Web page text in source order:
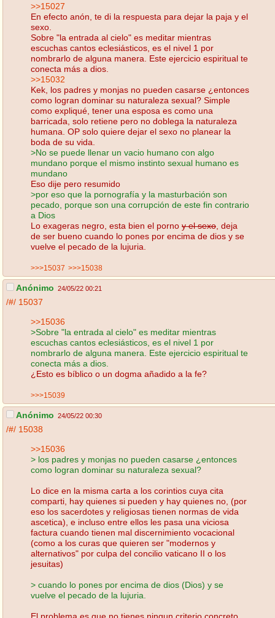
>>15027
En efecto anón, te di la respuesta para dejar la paja y el
sexo.
Sobre "la entrada al cielo" es meditar mientras
escuchas cantos eclesiásticos, es el nivel 1 por
nombrarlo de alguna manera. Este ejercicio espiritual te
conecta más a dios.
>>15032
Kek, los padres y monjas no pueden casarse ¿entonces
como logran dominar su naturaleza sexual? Simple
como expliqué, tener una esposa es como una
barricada, solo retiene pero no doblega la naturaleza
humana. OP solo quiere dejar el sexo no planear la
boda de su vida.
>No se puede llenar un vacio humano con algo
mundano porque el mismo instinto sexual humano es
mundano
Eso dije pero resumido
>por eso que la pornografía y la masturbación son
pecado, porque son una corrupción de este fin contrario
a Dios
Lo exageras negro, esta bien el porno y el sexo , deja
de ser bueno cuando lo pones por encima de dios y se
vuelve el pecado de la lujuria.
>>>15037 >>>15038
Anónimo 24/05/22 00:21
/#/ 15037
>>15036
>Sobre "la entrada al cielo" es meditar mientras
escuchas cantos eclesiásticos, es el nivel 1 por
nombrarlo de alguna manera. Este ejercicio espiritual te
conecta más a dios.
¿Esto es bíblico o un dogma añadido a la fe?
>>>15039
Anónimo 24/05/22 00:30
/#/ 15038
>>15036
> los padres y monjas no pueden casarse ¿entonces
como logran dominar su naturaleza sexual?
Lo dice en la misma carta a los corintios cuya cita
comparti, hay quienes si pueden y hay quienes no, (por
eso los sacerdotes y religiosas tienen normas de vida
ascetica), e incluso entre ellos les pasa una viciosa
factura cuando tienen mal discernimiento vocacional
(como a los curas que quieren ser "modernos y
alternativos" por culpa del concilio vaticano II o los
jesuitas)
> cuando lo pones por encima de dios (Dios) y se
vuelve el pecado de la lujuria.